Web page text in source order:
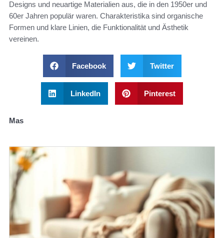
Designs und neuartige Materialien aus, die in den 1950er und
60er Jahren populär waren. Charakteristika sind organische
Formen und klare Linien, die Funktionalität und Ästhetik
vereinen.
Facebook Twitter
LinkedIn Pinterest
Mas